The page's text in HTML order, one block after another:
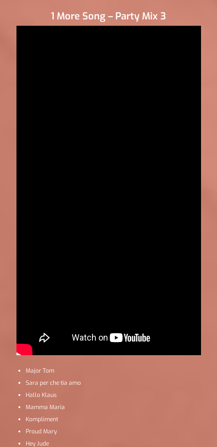
1 More Song – Party Mix 3
Major Tom
Sara per che tia amo
Hallo Klaus
Mamma Maria
Kompliment
Proud Mary
Hey Jude